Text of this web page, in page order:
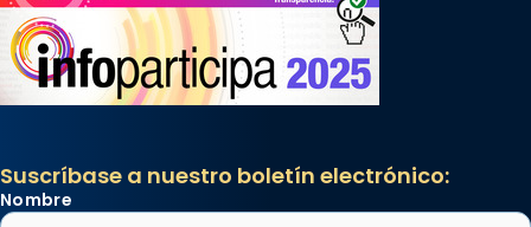
Suscríbase a nuestro boletín electrónico:
Nombre